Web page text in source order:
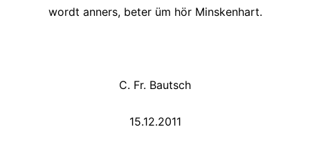
wordt anners, beter üm hör Minskenhart.
C. Fr. Bautsch
15.12.2011